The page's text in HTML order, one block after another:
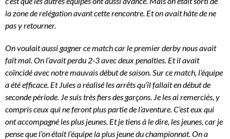
la zone de relégation avant cette rencontre. Et on avait hâte de ne
pas y retourner.
On voulait aussi gagner ce match car le premier derby nous avait
fait mal. On l’avait perdu 2-3 avec deux penalties. Et il avait
coïncidé avec notre mauvais début de saison. Sur ce match, l’équipe
a été efficace. Et Jules a réalisé les arrêts qu’il fallait en début de
seconde période. Je suis très fiers des garçons. Je les ai remerciés, y
compris ceux qui ne feront plus partie de l’aventure. C’est eux qui
ont accompagné les plus jeunes. Et je tiens à le dire, les jeunes, car je
pense que l’on était l’équipe la plus jeune du championnat. On a